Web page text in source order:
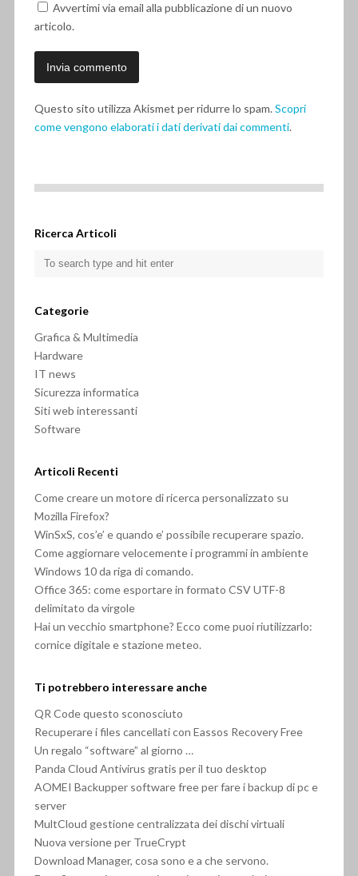
Avvertimi via email alla pubblicazione di un nuovo
articolo.
Questo sito utilizza Akismet per ridurre lo spam.Scopri
come vengono elaborati i dati derivati dai commenti.
Ricerca Articoli
Categorie
Grafica & Multimedia
Hardware
IT news
Sicurezza informatica
Siti web interessanti
Software
Articoli Recenti
Come creare un motore di ricerca personalizzato su
Mozilla Firefox?
WinSxS, cos’e’ e quando e’ possibile recuperare spazio.
Come aggiornare velocemente i programmi in ambiente
Windows 10 da riga di comando.
Office 365: come esportare in formato CSV UTF-8
delimitato da virgole
Hai un vecchio smartphone? Ecco come puoi riutilizzarlo:
cornice digitale e stazione meteo.
Ti potrebbero interessare anche
QR Code questo sconosciuto
Recuperare i files cancellati con Eassos Recovery Free
Un regalo “software” al giorno …
Panda Cloud Antivirus gratis per il tuo desktop
AOMEI Backupper software free per fare i backup di pc e
server
MultCloud gestione centralizzata dei dischi virtuali
Nuova versione per TrueCrypt
Download Manager, cosa sono e a che servono.